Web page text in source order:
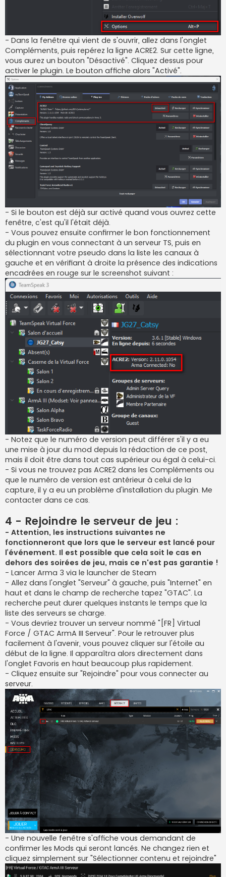
- Dans la fenêtre qui vient de s'ouvrir, allez dans l'onglet
Compléments, puis repérez la ligne ACRE2. Sur cette ligne,
vous aurez un bouton "Désactivé". Cliquez dessus pour
activer le plugin. Le bouton affiche alors "Activé".
- Si le bouton est déjà sur activé quand vous ouvrez cette
fenêtre, c'est qu'il l'était déjà.
- Vous pouvez ensuite confirmer le bon fonctionnement
du plugin en vous connectant à un serveur TS, puis en
sélectionnant votre pseudo dans la liste les canaux à
gauche et en vérifiant à droite la présence des indications
encadrées en rouge sur le screenshot suivant :
- Notez que le numéro de version peut différer s'il y a eu
une mise à jour du mod depuis la rédaction de ce post,
mais il doit être dans tout cas supérieur ou égal à celui-ci.
- Si vous ne trouvez pas ACRE2 dans les Compléments ou
que le numéro de version est antérieur à celui de la
capture, il y a eu un problème d'installation du plugin. Me
contacter dans ce cas.
4 - Rejoindre le serveur de jeu :
- Attention, les instructions suivantes ne
fonctionneront que lors que le serveur est lancé pour
l’événement. Il est possible que cela soit le cas en
dehors des soirées de jeu, mais ce n'est pas garantie !
- Lancer Arma 3 via le launcher de Steam
- Allez dans l'onglet "Serveur" à gauche, puis "Internet" en
haut et dans le champ de recherche tapez "GTAC". La
recherche peut durer quelques instants le temps que la
liste des serveurs se charge.
- Vous devriez trouver un serveur nommé "[FR] Virtual
Force / GTAC ArmA III Serveur". Pour le retrouver plus
facilement à l'avenir, vous pouvez cliquer sur l'étoile au
début de la ligne. Il apparaîtra alors directement dans
l'onglet Favoris en haut beaucoup plus rapidement.
- Cliquez ensuite sur "Rejoindre" pour vous connecter au
serveur.
- Une nouvelle fenêtre s'affiche vous demandant de
confirmer les Mods qui seront lancés. Ne changez rien et
cliquez simplement sur "Sélectionner contenu et rejoindre"